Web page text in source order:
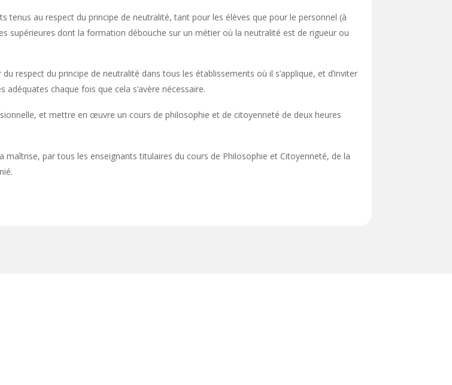
tenus au respect du principe de neutralité, tant pour les élèves que pour le personnel (à
supérieures dont la formation débouche sur un métier où la neutralité est de rigueur ou
respect du principe de neutralité dans tous les établissements où il s’applique, et d’inviter
chaque fois que cela s’avère nécessaire.
et mettre en œuvre un cours de philosophie et de citoyenneté de deux heures
par tous les enseignants titulaires du cours de Philosophie et Citoyenneté, de la